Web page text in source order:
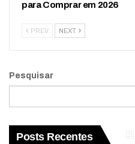
para Comprar em 2026
PREV NEXT
Pesquisar
Posts Recentes